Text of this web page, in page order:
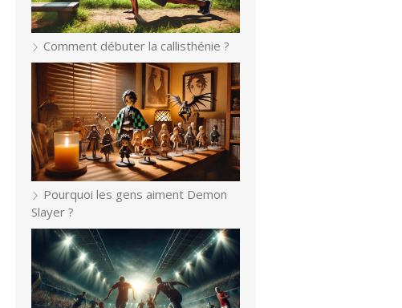
Comment débuter la callisthénie ?
Pourquoi les gens aiment Demon
Slayer ?